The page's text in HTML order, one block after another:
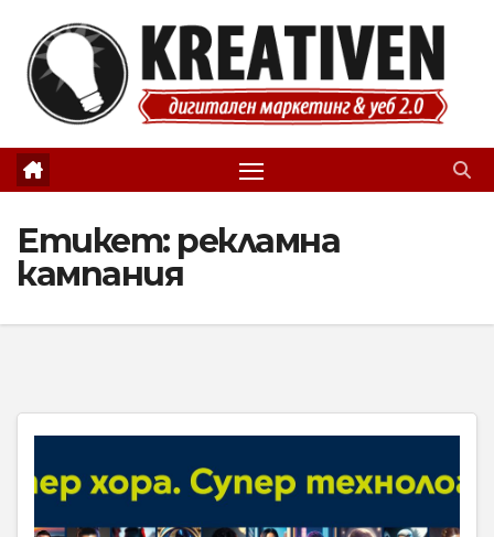
content
Етикет: рекламна
кампания